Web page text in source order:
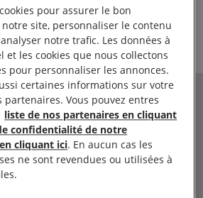
d’« avouer » être trafiquant
iniques rendent le
de mort arbitraire.
SUGGESTION DE
MESSAGE. ?
Votre Majesté,
pour assurer le bon
site, personnaliser le contenu
notre trafic. Les données à
et les cookies que nous collectons
pour personnaliser les annonces.
certaines informations sur votre
partenaires. Vous pouvez entres
liste de nos partenaires en cliquant
confidentialité de notre
cliquant ici. En aucun cas les
ne sont revendues ou utilisées à